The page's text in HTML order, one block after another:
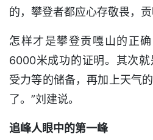
的，攀登者都应心存敬畏，
怎样才是攀登贡嘎山的正
6000米成功的证明。其次
受力等的储备，再加上天气
了。”刘建说。
追峰人眼中的第一峰